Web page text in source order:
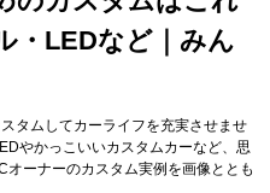
・LEDなど｜みん
タムしてカーライフを充実させませ
やかっこいいカスタムカーなど、思
ーナーのカスタム実例を画像ととも